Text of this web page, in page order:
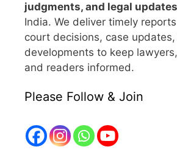
judgments, and legal updates
India. We deliver timely
court decisions, case
developments to keep
and readers informed.
Please Follow & Join